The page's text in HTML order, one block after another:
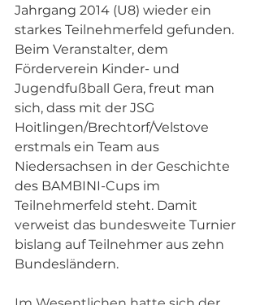
Jahrgang 2014 (U8) wieder ein
starkes Teilnehmerfeld gefunden.
Beim Veranstalter, dem
Förderverein Kinder- und
Jugendfußball Gera, freut man
sich, dass mit der JSG
Hoitlingen/Brechtorf/Velstove
erstmals ein Team aus
Niedersachsen in der Geschichte
des BAMBINI-Cups im
Teilnehmerfeld steht. Damit
verweist das bundesweite Turnier
bislang auf Teilnehmer aus zehn
Bundesländern.